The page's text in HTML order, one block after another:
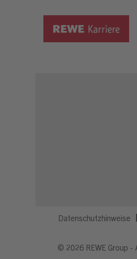
Datenschutzhinweise
© 2026 REWE Group -